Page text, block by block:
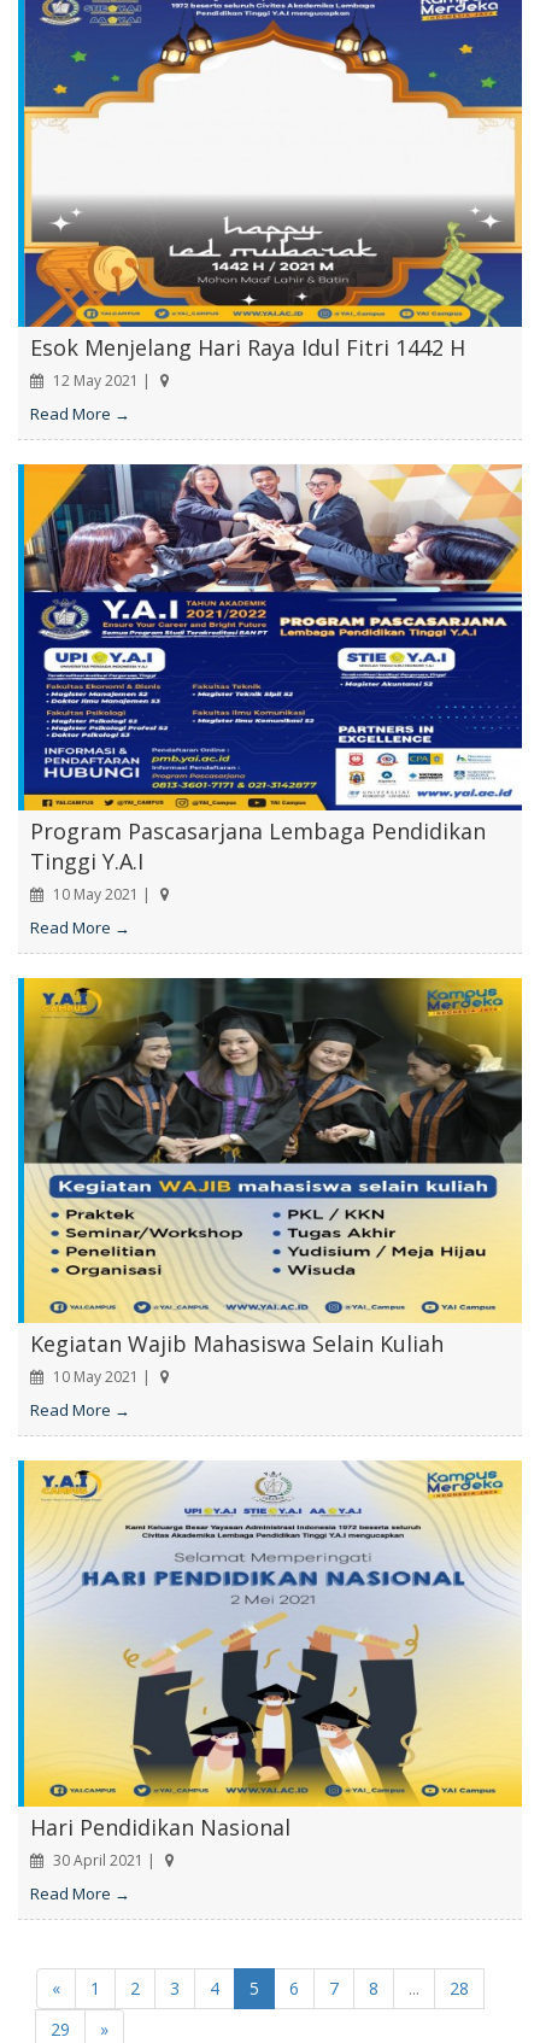
Esok Menjelang Hari Raya Idul Fitri 1442 H
12 May 2021 |
Read More →
Program Pascasarjana Lembaga Pendidikan
Tinggi Y.A.I
10 May 2021 |
Read More →
Kegiatan Wajib Mahasiswa Selain Kuliah
10 May 2021 |
Read More →
Hari Pendidikan Nasional
30 April 2021 |
Read More →
« 1 2 3 4 5 6 7 8 ...
28
29
»